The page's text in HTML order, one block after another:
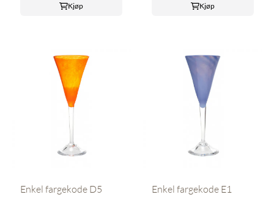
Kjøp Kjøp
Enkel fargekode D5 Enkel fargekode E1